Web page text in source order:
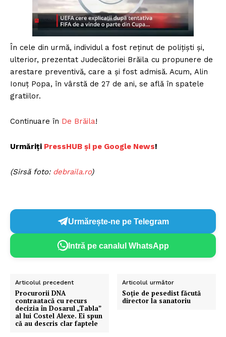
În cele din urmă, individul a fost reținut de polițiști și,
ulterior, prezentat Judecătoriei Brăila cu propunere de
arestare preventivă, care a și fost admisă. Acum, Alin
Ionuț Popa, în vârstă de 27 de ani, se află în spatele
gratiilor.
Continuare în De Brăila!
Urmăriți PressHUB și pe Google News!
(Sirsă foto: debraila.ro)
Urmărește-ne pe Telegram
Intră pe canalul WhatsApp
Articolul precedent
Procurorii DNA
contraatacă cu recurs
decizia în Dosarul „Tabla”
al lui Costel Alexe. Ei spun
că au descris clar faptele
Articolul următor
Soţie de pesedist făcută
director la sanatoriu